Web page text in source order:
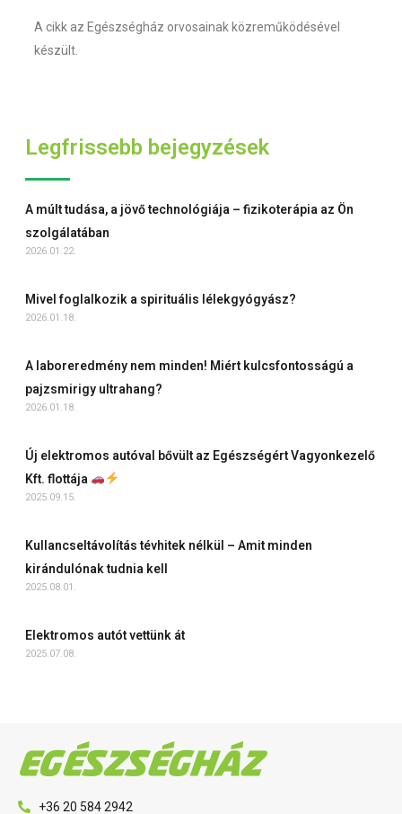
A cikk az Egészségház orvosainak közreműködésével
készült.
Legfrissebb bejegyzések
A múlt tudása, a jövő technológiája – fizikoterápia az Ön
szolgálatában
2026.01.22.
Mivel foglalkozik a spirituális lélekgyógyász?
2026.01.18.
A laboreredmény nem minden! Miért kulcsfontosságú a
pajzsmirigy ultrahang?
2026.01.18.
Új elektromos autóval bővült az Egészségért Vagyonkezelő
Kft. flottája
2025.09.15.
Kullancseltávolítás tévhitek nélkül – Amit minden
kirándulónak tudnia kell
2025.08.01.
Elektromos autót vettünk át
2025.07.08.
+36 20 584 2942